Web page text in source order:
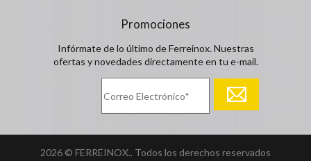
Promociones
Infórmate de lo último de Ferreinox. Nuestras
ofertas y novedades directamente en tu e-mail.
2026 © FERREINOX.. Todos los derechos reservados